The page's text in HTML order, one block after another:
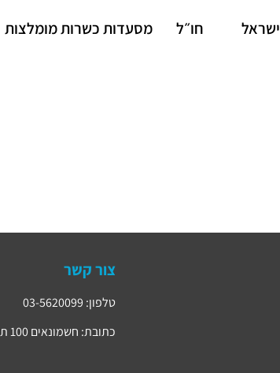
ישראל חו״ל מסעדות כשרות מומלצות
צור קשר
טלפון: 03-5620099
כתובת: חשמונאים 100 תל אביב